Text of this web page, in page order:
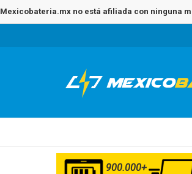
Mexicobateria.mx no está afiliada con ninguna
900.000+